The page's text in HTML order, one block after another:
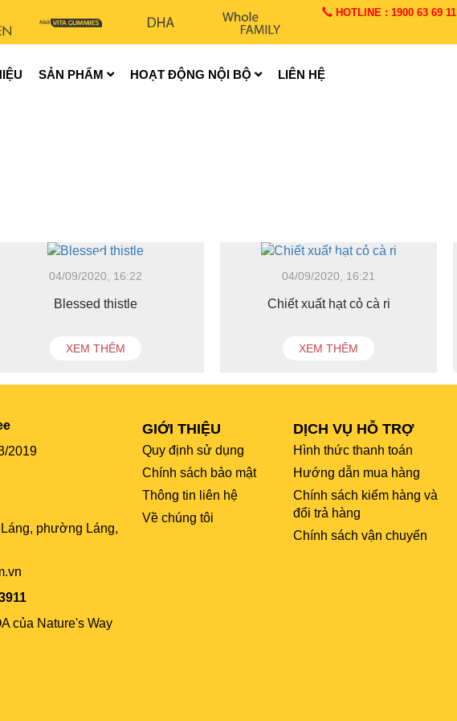
HOTLINE : 1900 63 69 11
SẢN PHẨM HOẠT ĐỘNG NỘI BỘ LIÊN HỆ
04/09/2020, 16:22
Blessed thistle
XEM THÊM
04/09/2020, 16:21
Chiết xuất hạt cỏ cà ri
XEM THÊM
2019
phường Láng,
của Nature's Way
GIỚI THIỆU
Quy định sử dụng
Chính sách bảo mật
Thông tin liên hệ
Về chúng tôi
DỊCH VỤ HỖ TRỢ
Hình thức thanh toán
Hướng dẫn mua hàng
Chính sách kiểm hàng và
đổi trả hàng
Chính sách vận chuyển